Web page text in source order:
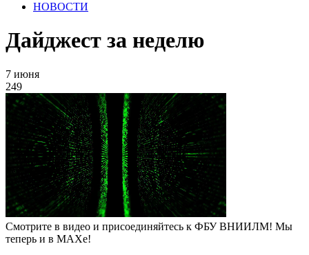
НОВОСТИ
Дайджест за неделю
7 июня
249
Смотрите в видео и присоединяйтесь к ФБУ ВНИИЛМ! Мы
теперь и в МАХе!